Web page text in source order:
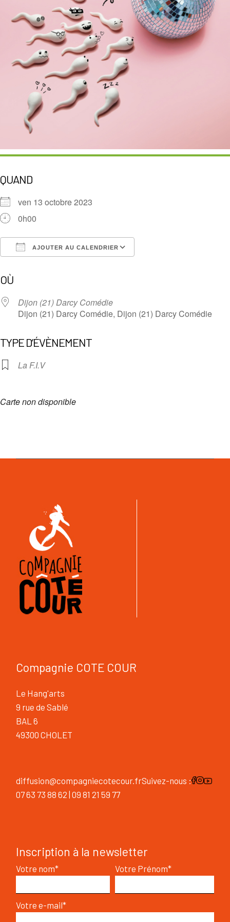
QUAND
ven 13 octobre 2023
0h00
AJOUTER AU CALENDRIER
OÙ
Dijon (21) Darcy Comédie
Dijon (21) Darcy Comédie, Dijon (21) Darcy Comédie
TYPE D’ÉVÈNEMENT
La F.I.V
Carte non disponible
Compagnie COTE COUR
Le Hang'arts
9 rue de Sablé
BAL 6
49300 CHOLET
diffusion@compagniecotecour.fr
07 63 73 88 62 | 09 81 21 59 77
Suivez-nous :
Inscription à la newsletter
Votre nom* Votre Prénom*
Votre e-mail*